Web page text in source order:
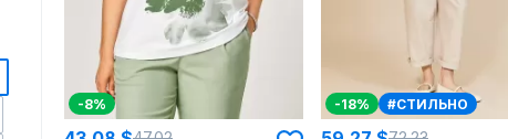
-8% -18% #СТИЛЬНО